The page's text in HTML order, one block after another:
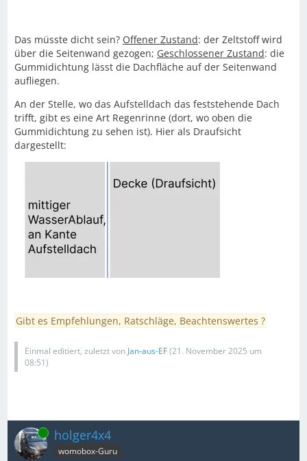
Das müsste dicht sein? Offener Zustand: der Zeltstoff wird
über die Seitenwand gezogen; Geschlossener Zustand: die
Gummidichtung lässt die Dachfläche auf der Seitenwand
aufliegen.
An der Stelle, wo das Aufstelldach das feststehende Dach
trifft, gibt es eine Art Regenrinne (dort, wo oben die
Gummidichtung zu sehen ist). Hier als Draufsicht
dargestellt:
Gibt es Empfehlungen, Ratschläge, Beachtenswertes ?
Einmal editiert, zuletzt von Jan-aus-EF(21. November 2025 um
08:51)
Online holger4x4
womobox-Guru